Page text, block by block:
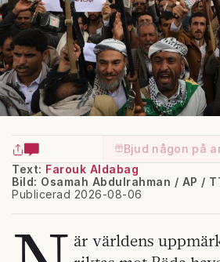
Bjud någon på
Text: Farouk Aldabag
Publicerad 2026-08-06
Bild: Osamah Abdulrahman / AP /
är världens